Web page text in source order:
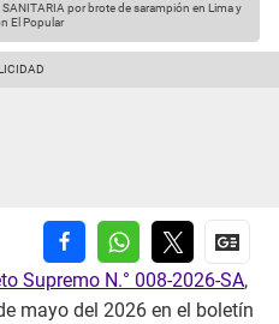
SANITARIA por brote de sarampión en Lima y
El Popular
Supremo N.° 008-2026-SA,
mayo del 2026 en el boletín